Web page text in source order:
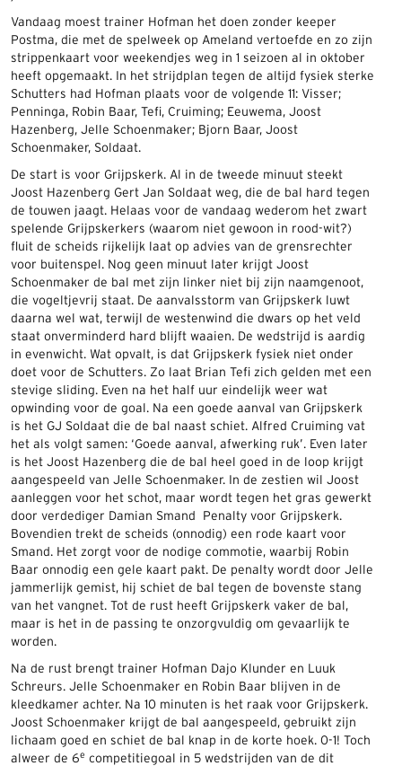
Vandaag moest trainer Hofman het doen zonder keeper
Postma, die met de spelweek op Ameland vertoefde en zo zijn
strippenkaart voor weekendjes weg in 1 seizoen al in oktober
heeft opgemaakt. In het strijdplan tegen de altijd fysiek sterke
Schutters had Hofman plaats voor de volgende 11: Visser;
Penninga, Robin Baar, Tefi, Cruiming; Eeuwema, Joost
Hazenberg, Jelle Schoenmaker; Bjorn Baar, Joost
Schoenmaker, Soldaat.
De start is voor Grijpskerk. Al in de tweede minuut steekt
Joost Hazenberg Gert Jan Soldaat weg, die de bal hard tegen
de touwen jaagt. Helaas voor de vandaag wederom het zwart
spelende Grijpskerkers (waarom niet gewoon in rood-wit?)
fluit de scheids rijkelijk laat op advies van de grensrechter
voor buitenspel. Nog geen minuut later krijgt Joost
Schoenmaker de bal met zijn linker niet bij zijn naamgenoot,
die vogeltjevrij staat. De aanvalsstorm van Grijpskerk luwt
daarna wel wat, terwijl de westenwind die dwars op het veld
staat onverminderd hard blijft waaien. De wedstrijd is aardig
in evenwicht. Wat opvalt, is dat Grijpskerk fysiek niet onder
doet voor de Schutters. Zo laat Brian Tefi zich gelden met een
stevige sliding. Even na het half uur eindelijk weer wat
opwinding voor de goal. Na een goede aanval van Grijpskerk
is het GJ Soldaat die de bal naast schiet. Alfred Cruiming vat
het als volgt samen: ‘Goede aanval, afwerking ruk’. Even later
is het Joost Hazenberg die de bal heel goed in de loop krijgt
aangespeeld van Jelle Schoenmaker. In de zestien wil Joost
aanleggen voor het schot, maar wordt tegen het gras gewerkt
door verdediger Damian Smand Penalty voor Grijpskerk.
Bovendien trekt de scheids (onnodig) een rode kaart voor
Smand. Het zorgt voor de nodige commotie, waarbij Robin
Baar onnodig een gele kaart pakt. De penalty wordt door Jelle
jammerlijk gemist, hij schiet de bal tegen de bovenste stang
van het vangnet. Tot de rust heeft Grijpskerk vaker de bal,
maar is het in de passing te onzorgvuldig om gevaarlijk te
worden.
Na de rust brengt trainer Hofman Dajo Klunder en Luuk
Schreurs. Jelle Schoenmaker en Robin Baar blijven in de
kleedkamer achter. Na 10 minuten is het raak voor Grijpskerk.
Joost Schoenmaker krijgt de bal aangespeeld, gebruikt zijn
lichaam goed en schiet de bal knap in de korte hoek. 0-1! Toch
alweer de 6e competitiegoal in 5 wedstrijden van de dit